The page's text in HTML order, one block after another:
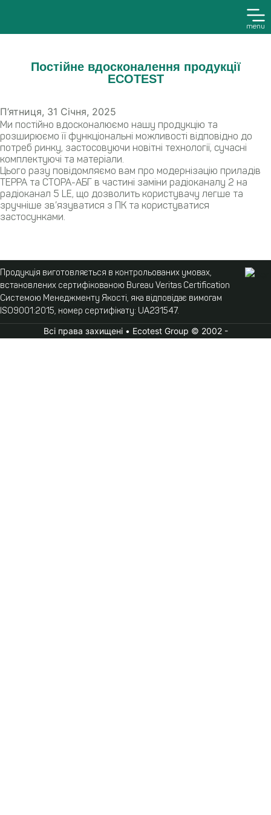
menu
Постійне вдосконалення продукції
ECOTEST
П’ятниця, 31 Січня, 2025
Ми постійно вдосконалюємо нашу продукцію та
розширюємо її функціональні можливості відповідно до
потреб ринку, застосовуючи новітні технології, сучасні
комплектуючі та матеріали.
Цього разу повідомляємо вам про модернізацію приладів
ТЕРРА та СТОРА-АБГ в частині заміни радіоканалу 2 на
радіоканал 5 LE, що дозволить користувачу легше та
зручніше зв’язуватися з ПК та користуватися
застосунками.
Продукція виготовляється в контрольованих умовах,
встановлених сертифікованою Bureau Veritas Certification
Системою Менеджменту Якості, яка відповідає вимогам
ISO9001:2015, номер сертифікату: UA231547.
Всі права захищені • Ecotest Group © 2002 -